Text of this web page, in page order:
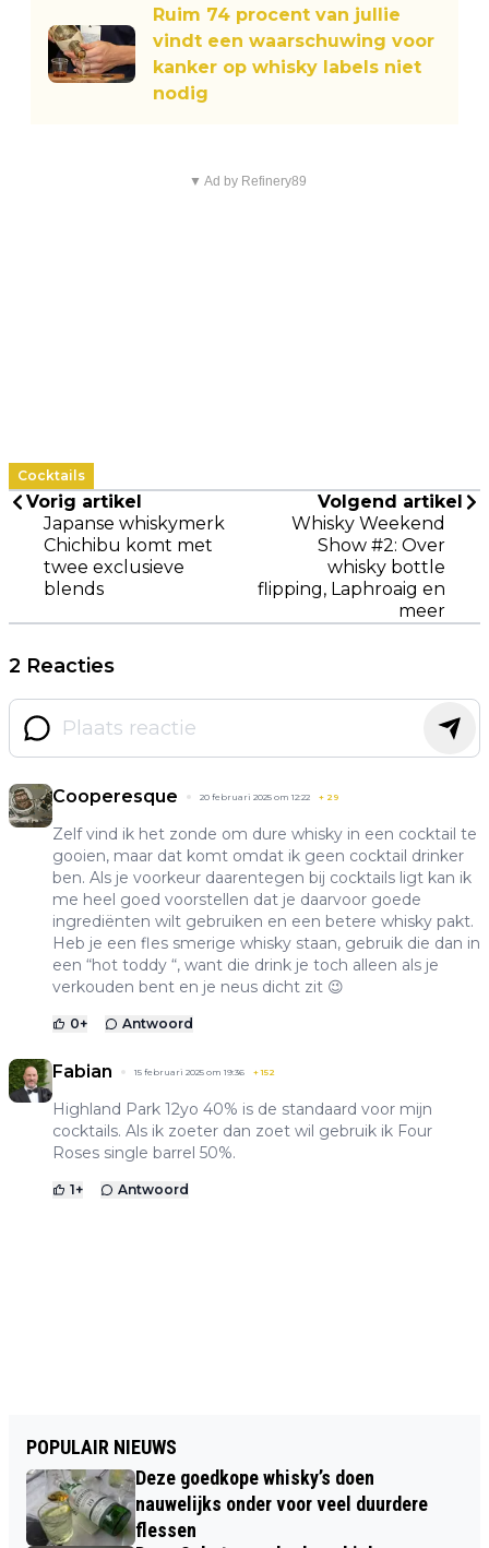
Ruim 74 procent van jullie
vindt een waarschuwing voor
kanker op whisky labels niet
nodig
▼ Ad by Refinery89
Cocktails
Vorig artikel
Japanse whiskymerk
Chichibu komt met
twee exclusieve
blends
Volgend artikel
Whisky Weekend
Show #2: Over
whisky bottle
flipping, Laphroaig en
meer
2 Reacties
Cooperesque 20 februari 2025 om 12:22 + 29
Zelf vind ik het zonde om dure whisky in een cocktail te
gooien, maar dat komt omdat ik geen cocktail drinker
ben. Als je voorkeur daarentegen bij cocktails ligt kan ik
me heel goed voorstellen dat je daarvoor goede
ingrediënten wilt gebruiken en een betere whisky pakt.
Heb je een fles smerige whisky staan, gebruik die dan in
een “hot toddy “, want die drink je toch alleen als je
verkouden bent en je neus dicht zit 😉
0+ Antwoord
Fabian 15 februari 2025 om 19:36 +152
Highland Park 12yo 40% is de standaard voor mijn
cocktails. Als ik zoeter dan zoet wil gebruik ik Four
Roses single barrel 50%.
1+ Antwoord
POPULAIR NIEUWS
Deze goedkope whisky’s doen
nauwelijks onder voor veel duurdere
flessen